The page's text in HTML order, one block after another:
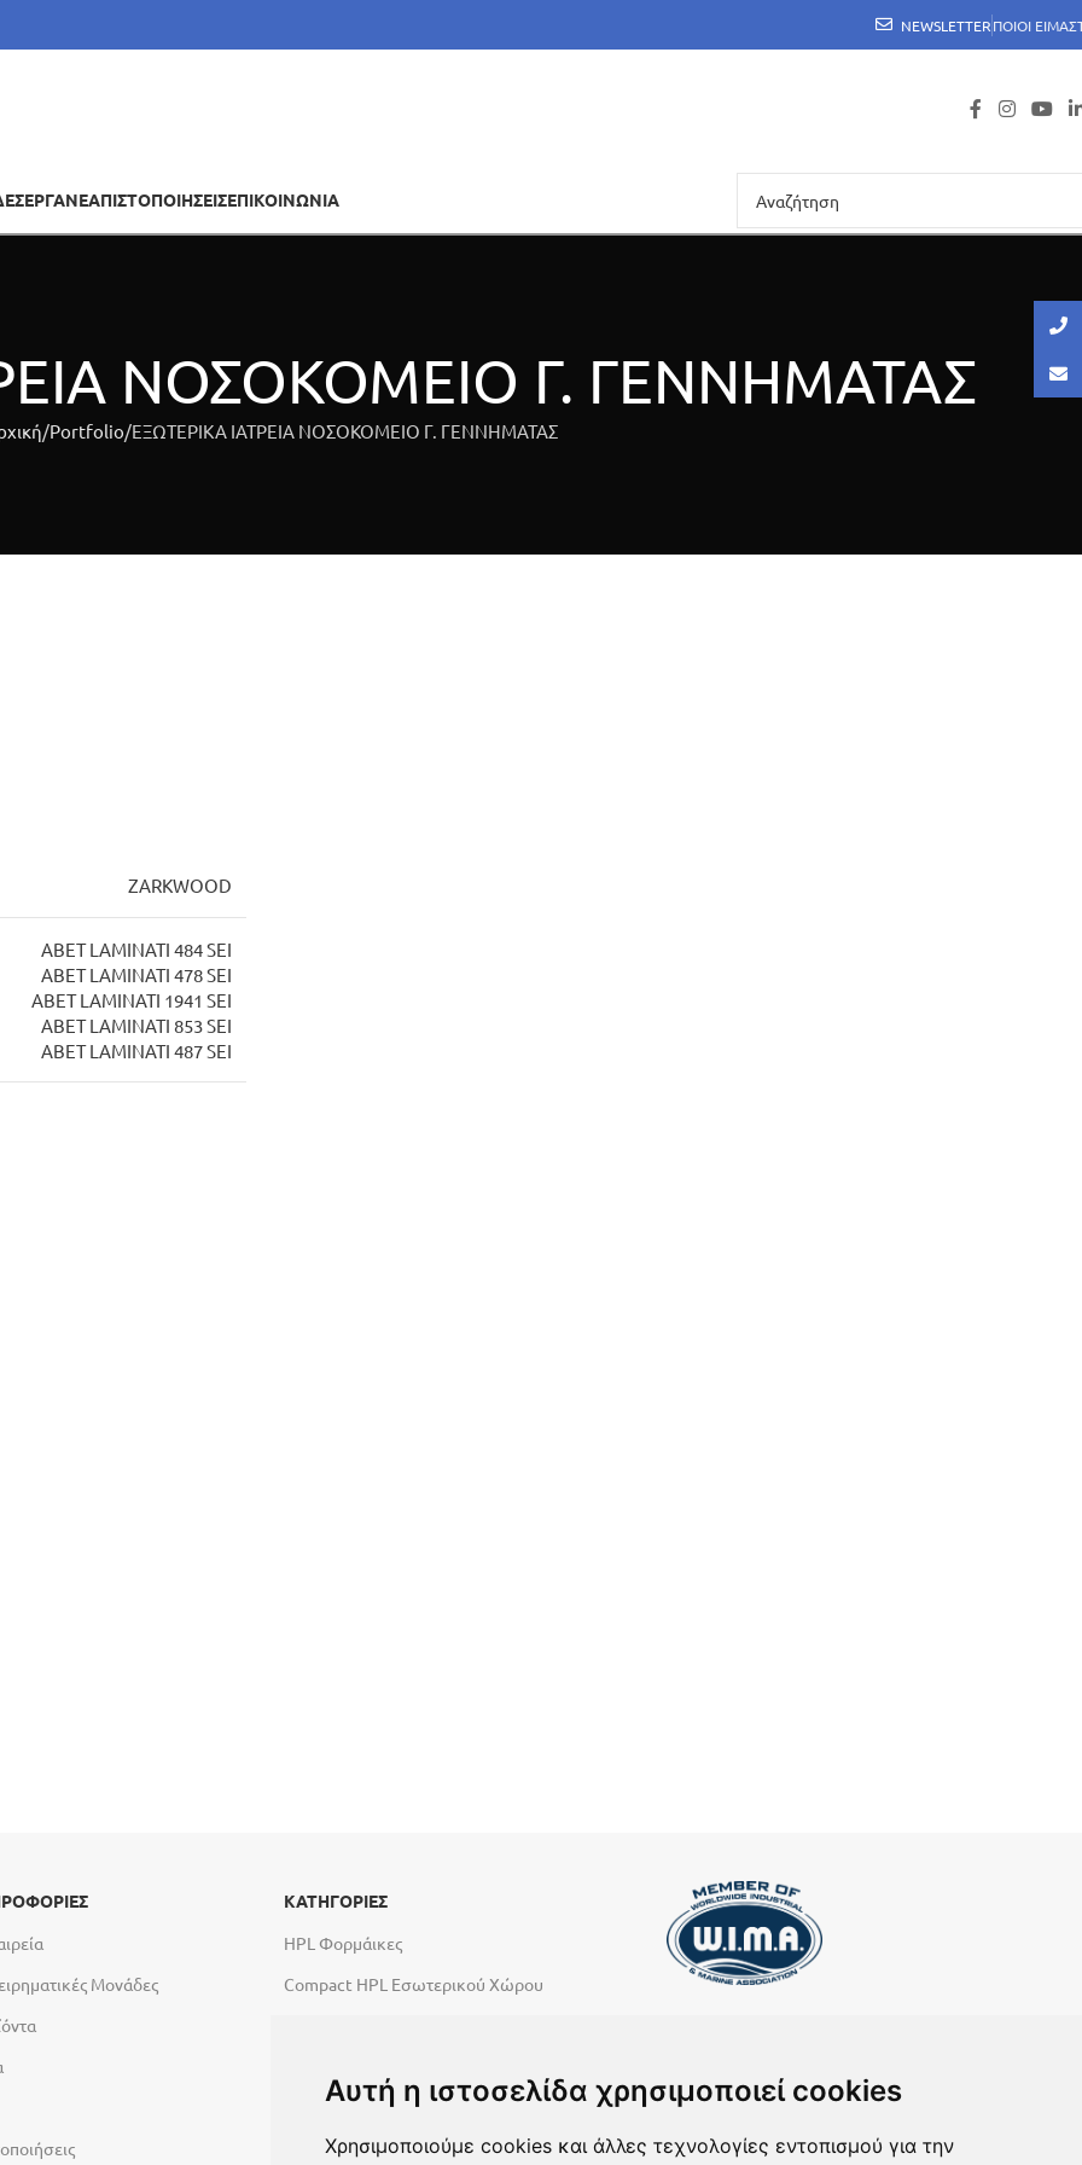
Αυτή η ιστοσελίδα χρησιμοποιεί cookies
Χρησιμοποιούμε cookies και άλλες τεχνολογίες εντοπισμού για την
NEWSLETTERΠΟΙΟΙ
ΕΡΓΑΝΕΑΠΙΣΤΟΠΟΙΗΣΕΙΣΕΠΙΚΟΙΝΩΝΙΑ
ΝΟΣΟΚΟΜΕΙΟ Γ. ΓΕΝΝΗΜΑΤΑΣ
Portfolio ΕΞΩΤΕΡΙΚΑ ΙΑΤΡΕΙΑ ΝΟΣΟΚΟΜΕΙΟ Γ. ΓΕΝΝΗΜΑΤΑΣ
ZARKWOOD
ABET LAMINATI 484 SEI
ABET LAMINATI 478 SEI
ABET LAMINATI 1941 SEI
ABET LAMINATI 853 SEI
ABET LAMINATI 487 SEΙ
Μονάδες
ΚΑΤΗΓΟΡΙΕΣ
HPL Φορμάικες
Compact HPL Εσωτερικού Χώρου
Πάγκοι Εργασίας Duropal
Υλικά σύνθεσης πόρτας
συμπληρώστε το email σας στην παρακάτω φόρμα